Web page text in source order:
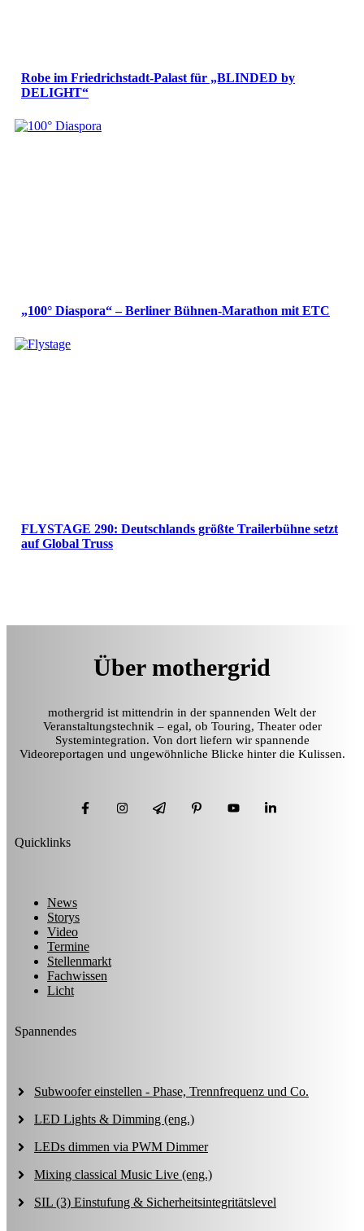
Robe im Friedrichstadt-Palast für „BLINDED by
DELIGHT“
„100° Diaspora“ – Berliner Bühnen-Marathon mit ETC
FLYSTAGE 290: Deutschlands größte Trailerbühne setzt
auf Global Truss
Über mothergrid
mothergrid ist mittendrin in der spannenden Welt der
Veranstaltungstechnik – egal, ob Touring, Theater oder
Systemintegration. Von dort liefern wir spannende
Videoreportagen und ungewöhnliche Blicke hinter die Kulissen.
Quicklinks
News
Storys
Video
Termine
Stellenmarkt
Fachwissen
Licht
Spannendes
Subwoofer einstellen - Phase, Trennfrequenz und Co.
LED Lights & Dimming (eng.)
LEDs dimmen via PWM Dimmer
Mixing classical Music Live (eng.)
SIL (3) Einstufung & Sicherheitsintegritätslevel